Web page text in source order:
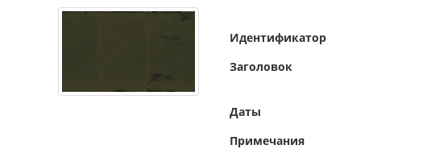
Идентификатор
Заголовок
Даты
Примечания